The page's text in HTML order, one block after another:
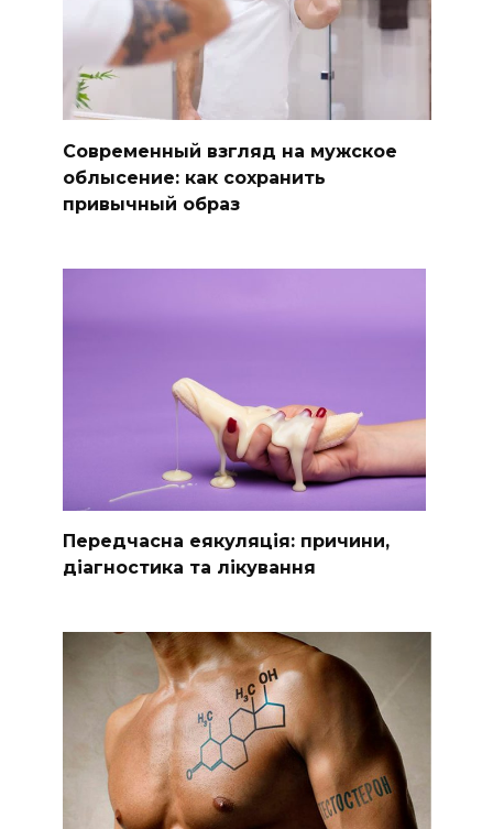
Современный взгляд на мужское
облысение: как сохранить
привычный образ
Передчасна еякуляція: причини,
діагностика та лікування